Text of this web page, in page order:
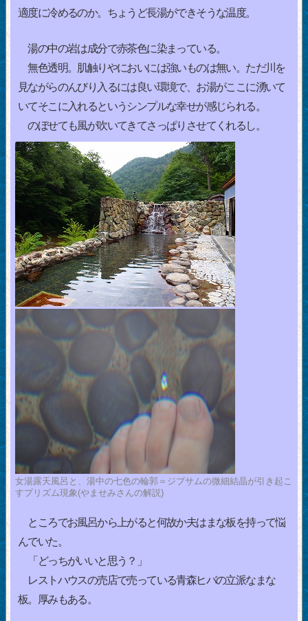
適度に冷めるのか。ちょうど長湯ができそうな温度。
湯の中の岩は成分で赤茶色に染まっている。
無色透明。肌触りやにおいには強いものは無い。ただ川を
見ながらのんびり入るには良い環境で、お湯がここに湧いて
いてそこに入れるというシンプルな幸せが感じられる。
のぼせても風が吹いてきてさっぱりさせてくれるし。
女湯露天風呂と、湯中の七色の輪郭＝ジブサムの微細結晶が引き起こ
すプリズム現象(やませみさんの解説)
ところでお風呂から上がると何故か夫はまな板を持って悩
んでいた。
「どっちがいいと思う？」
レストハウスの売店で売っている青森ヒバの立派なまな
板。厚みもある。